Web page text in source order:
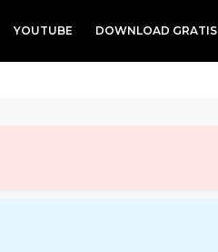
YOUTUBE DOWNLOAD GRATIS